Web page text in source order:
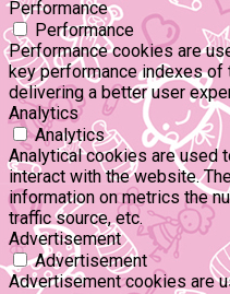
Performance
Performance
Performance cookies are
key performance indexes
delivering a better user
Analytics
Analytics
Analytical cookies are used
interact with the website.
information on metrics the
traffic source, etc.
Advertisement
Advertisement
Advertisement cookies are